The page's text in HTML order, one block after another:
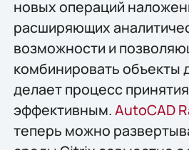
новых операций
расширяющих
возможности и
комбинировать объекты
делает процесс
эффективным.AutoCAD
теперь можно